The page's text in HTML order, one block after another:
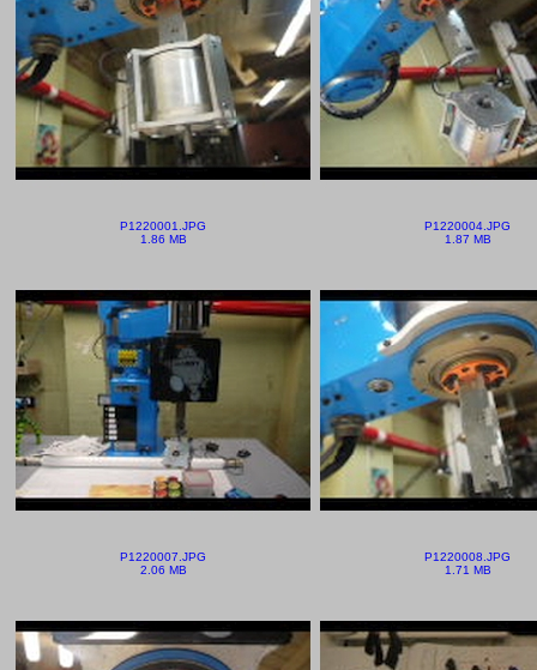
P1220001.JPG
1.86 MB
P1220004.JPG
1.87 MB
P1220007.JPG
2.06 MB
P1220008.JPG
1.71 MB